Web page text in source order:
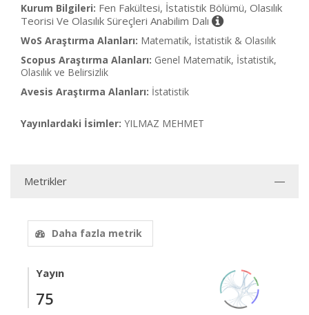
Kurum Bilgileri: Fen Fakültesi, İstatistik Bölümü, Olasılık
Teorisi Ve Olasılık Süreçleri Anabilim Dalı
WoS Araştırma Alanları: Matematik, İstatistik & Olasılık
Scopus Araştırma Alanları: Genel Matematik, İstatistik,
Olasılık ve Belirsizlik
Avesis Araştırma Alanları: İstatistik
Yayınlardaki İsimler: YILMAZ MEHMET
Metrikler
Daha fazla metrik
Yayın
75